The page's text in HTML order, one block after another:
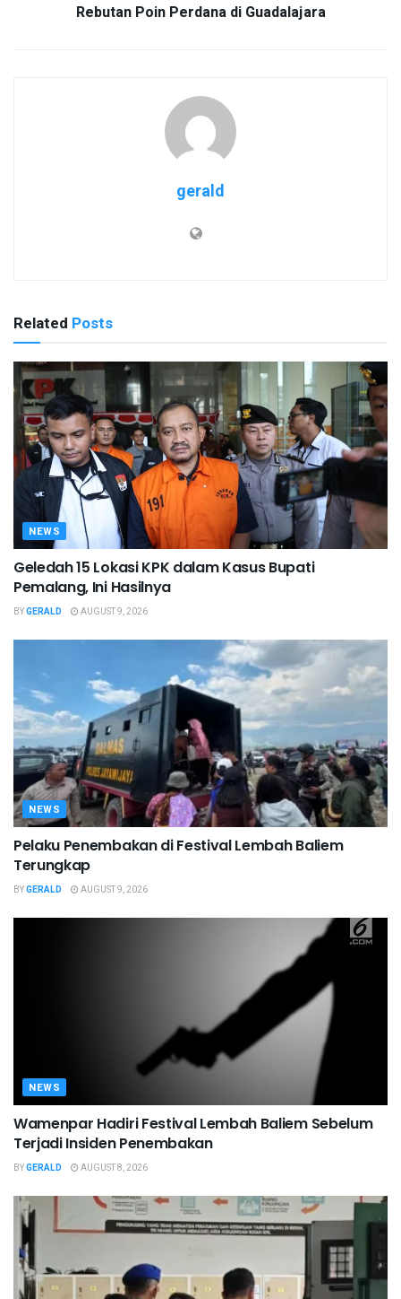
Rebutan Poin Perdana di Guadalajara
gerald
Related Posts
NEWS
Geledah 15 Lokasi KPK dalam Kasus Bupati
Pemalang, Ini Hasilnya
BYGERALD AUGUST 9, 2026
NEWS
Pelaku Penembakan di Festival Lembah Baliem
Terungkap
BYGERALD AUGUST 9, 2026
NEWS
Wamenpar Hadiri Festival Lembah Baliem Sebelum
Terjadi Insiden Penembakan
BYGERALD AUGUST 8, 2026